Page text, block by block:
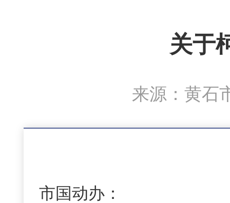
关于
来源：黄
市国动办：